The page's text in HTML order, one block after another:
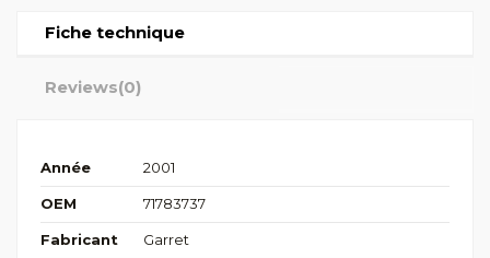
Fiche technique
Reviews(0)
Année 2001
OEM 71783737
Fabricant Garret